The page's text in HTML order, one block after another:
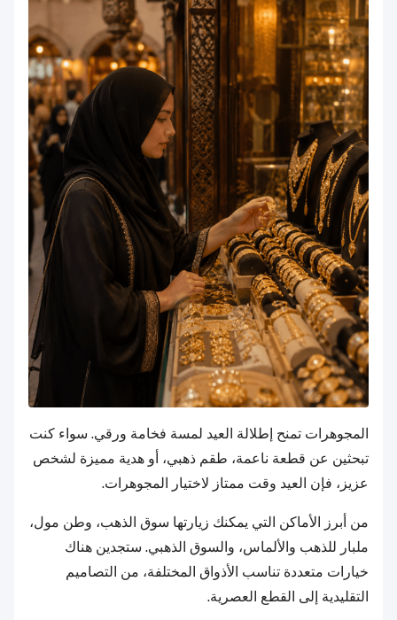
المجوهرات تمنح إطلالة العيد لمسة فخامة ورقي. سواء كنت
تبحثين عن قطعة ناعمة، طقم ذهبي، أو هدية مميزة لشخص
عزيز، فإن العيد وقت ممتاز لاختيار المجوهرات.
من أبرز الأماكن التي يمكنك زيارتها سوق الذهب، وطن مول،
ملبار للذهب والألماس، والسوق الذهبي. ستجدين هناك
خيارات متعددة تناسب الأذواق المختلفة، من التصاميم
التقليدية إلى القطع العصرية.